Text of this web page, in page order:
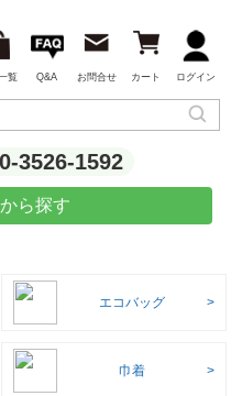
覧 Q&A お問合せ カート ログイン
3526-1592
ら探す
エコバッグ
巾着